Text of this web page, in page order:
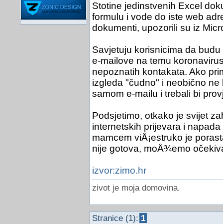
Stotine jedinstvenih Excel
formulu i vode do iste web
dokumenti, upozorili su iz
Savjetuju korisnicima da
e-mailove na temu
nepoznatih kontakata. Ako
izgleda "čudno" i neobično
samom e-mailu i trebali bi
Podsjetimo, otkako je svijet
internetskih prijevara i
mamcem viÅ¡estruko je
nije gotova, moÅ¾emo
izvor:zimo.hr
zivot je moja domovina.
Stranice (1): 1